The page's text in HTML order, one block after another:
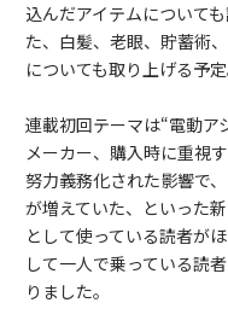
込んだアイテムについて
た、白髪、老眼、貯蓄術
についても取り上げる予定
連載初回テーマは“電動ア
メーカー、購入時に重視
努力義務化された影響で
が増えていた、といった
として使っている読者が
して一人で乗っている読
りました。